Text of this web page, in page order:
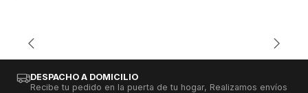
DESPACHO A DOMICILIO
Recibe tu pedido en la puerta de tu hogar, Realizamos envíos